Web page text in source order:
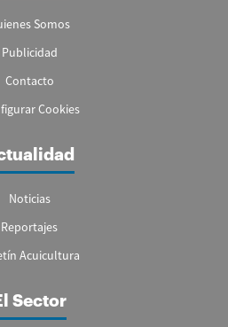
Somos
Publicidad
Contacto
Cookies
Noticias
Reportajes
Acuicultura
Sector